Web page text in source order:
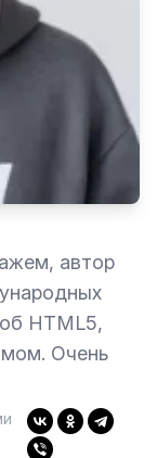
автор
HTML5,
Очень